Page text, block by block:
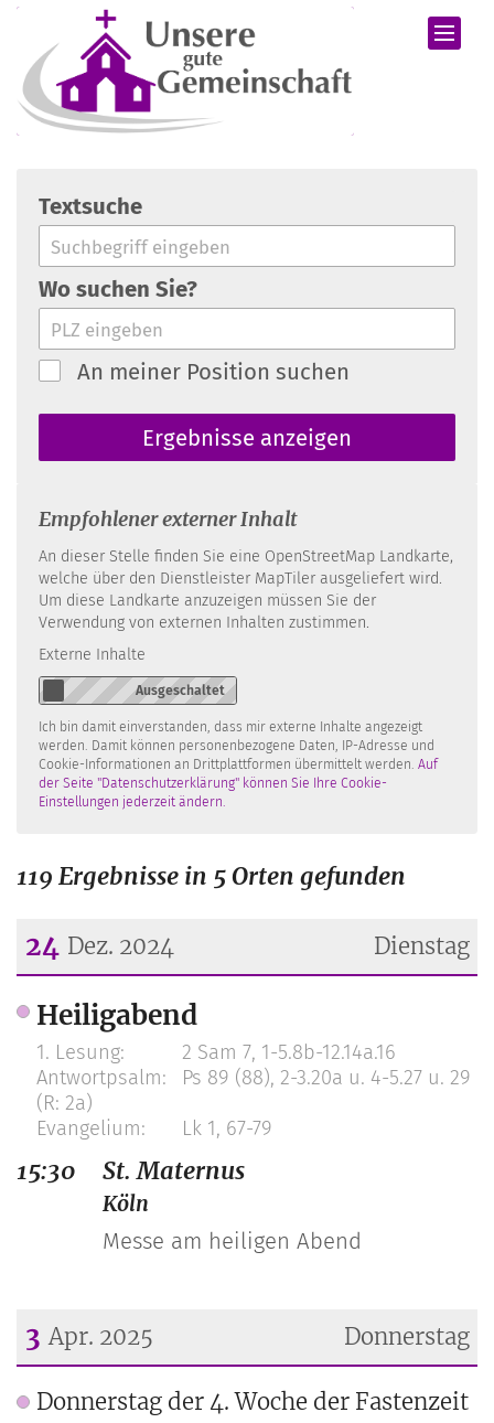
Zum Inhalt springen
Textsuche
Wo suchen Sie?
An meiner Position suchen
Empfohlener externer Inhalt
An dieser Stelle finden Sie eine OpenStreetMap Landkarte,
welche über den Dienstleister MapTiler ausgeliefert wird.
Um diese Landkarte anzuzeigen müssen Sie der
Verwendung von externen Inhalten zustimmen.
Externe Inhalte
Ich bin damit einverstanden, dass mir externe Inhalte angezeigt
werden. Damit können personenbezogene Daten, IP-Adresse und
Cookie-Informationen an Drittplattformen übermittelt werden. Auf
der Seite "Datenschutzerklärung" können Sie Ihre Cookie-
Einstellungen jederzeit ändern.
119 Ergebnisse in 5 Orten gefunden
Dienstag
24 Dez. 2024
Datum: 24. Dezember 2024
Heiligabend
2 Sam 7, 1-5.8b-12.14a.16
Ps 89 (88), 2-3.20a u. 4-5.27 u. 29
(R: 2a)
Lk 1, 67-79
15:30 St. Maternus
Köln
Messe am heiligen Abend
Donnerstag
3 Apr. 2025
Datum: 3. April 2025
Donnerstag der 4. Woche der Fastenzeit